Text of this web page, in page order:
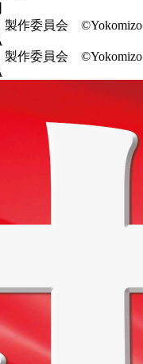
製作委員会 ©Yokomizo
製作委員会 ©Yokomizo